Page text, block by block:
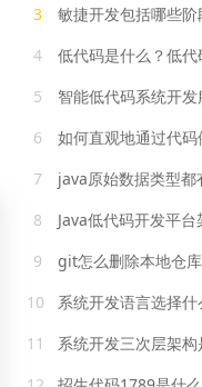
3
敏捷开发包括哪些阶
4
低代码是什么？低
5
智能低代码系统开
6
如何直观地通过代
7
java原始数据类型都
8
Java低代码开发平台
9
git怎么删除本地仓库
10
系统开发语言选择什
11
系统开发三次层架构